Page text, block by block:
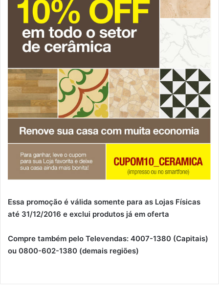
Essa promoção é válida somente para as Lojas Físicas
até 31/12/2016 e exclui produtos já em oferta
Compre também pelo Televendas: 4007-1380 (Capitais)
ou 0800-602-1380 (demais regiões)